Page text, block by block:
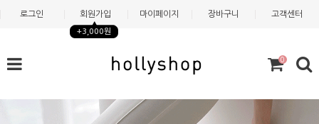
로그인 회원가입
+3,000원
마이페이지 장바구니 고객센터
0